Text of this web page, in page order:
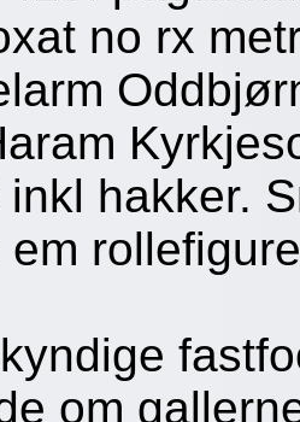
no rx
hakker.
om